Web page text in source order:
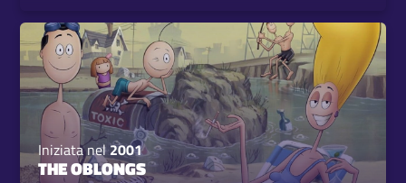
Iniziata nel2001
THE OBLONGS